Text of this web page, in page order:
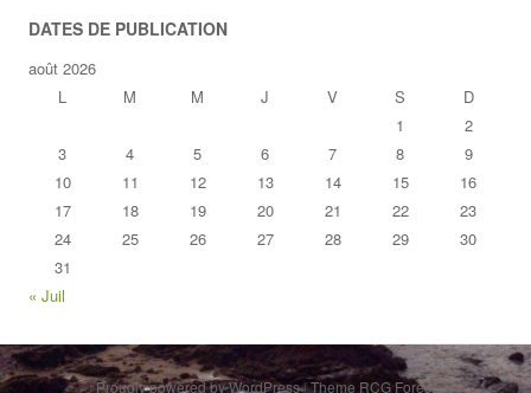
DATES DE PUBLICATION
août 2026
L
M M J V S
D
1
2
3
4 5 6 7 8
9
10
11 12 13 14 15
16
17
18 19 20 21 22
23
24
25 26 27 28 29
30
31
« Juil
Proudly powered by WordPress|Theme RCG Forest